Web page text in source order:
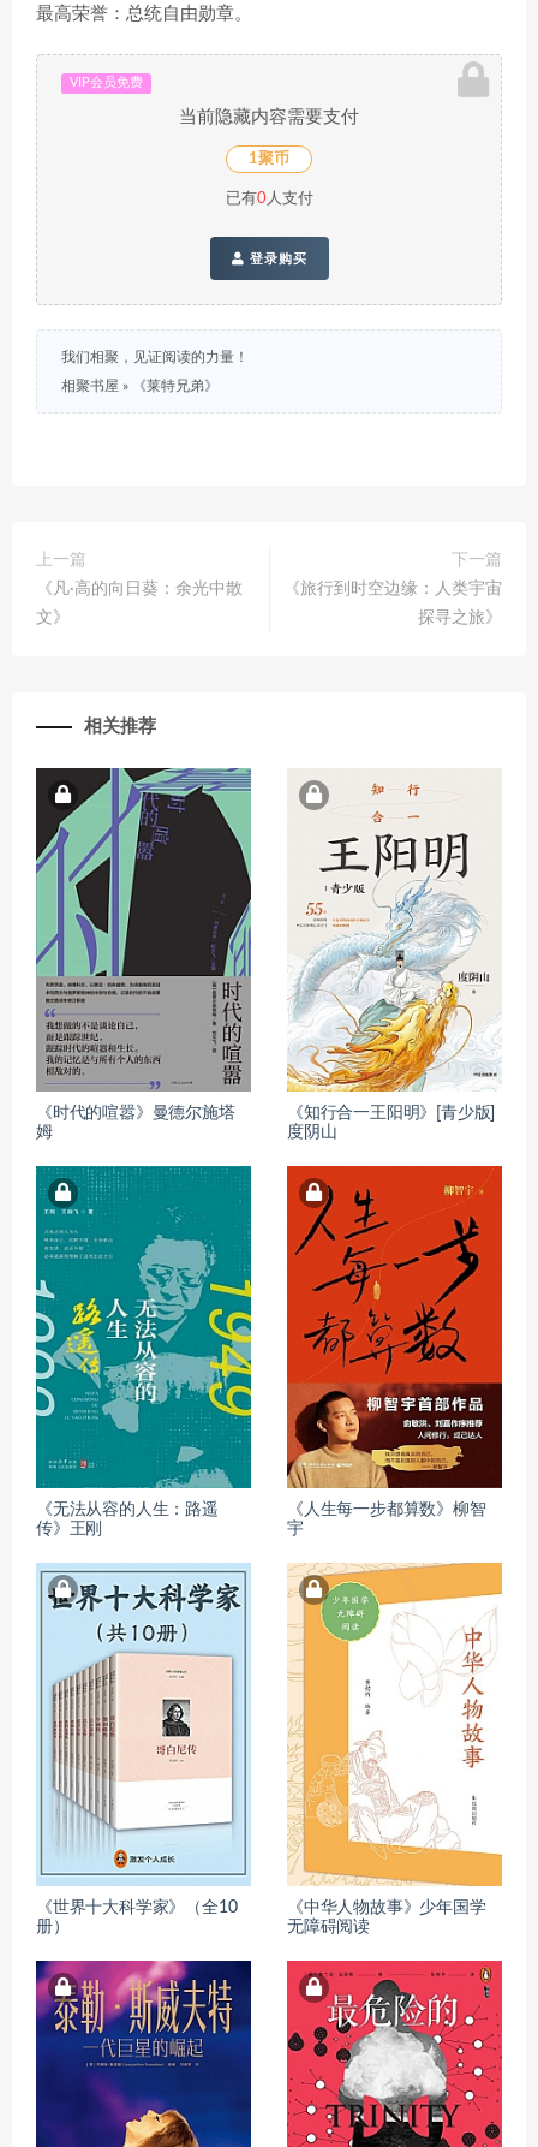
最高荣誉：总统自由勋章。
VIP会员免费
当前隐藏内容需要支付
1聚币
已有0人支付
登录购买
我们相聚，见证阅读的力量！
相聚书屋 » 《莱特兄弟》
上一篇
《凡·高的向日葵：余光中散
文》
下一篇
《旅行到时空边缘：人类宇宙
探寻之旅》
相关推荐
《时代的喧嚣》曼德尔施塔
姆
《知行合一王阳明》[青少版]
度阴山
《无法从容的人生：路遥
传》王刚
《人生每一步都算数》柳智
宇
《世界十大科学家》（全10
册）
《中华人物故事》少年国学
无障碍阅读